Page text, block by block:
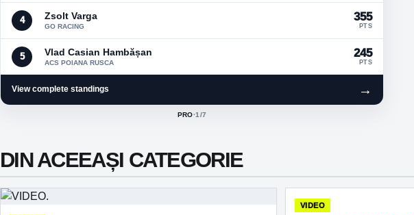
4 Zsolt Varga
GO RACING
355
PTS
5 Vlad Casian Hambășan
ACS POIANA RUSCA
245
PTS
View complete standings →
ACTIVE CLASS:
PRO·1/7
DIN ACEEAȘI CATEGORIE
VIDEO